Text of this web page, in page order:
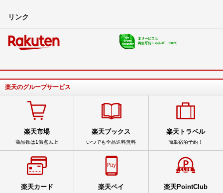
リンク
楽天のグループサービス
楽天市場
商品数は1億点以上
楽天ブックス
いつでも全品送料無料
楽天トラベル
簡単宿泊予約！
楽天カード 楽天ペイ 楽天PointClub